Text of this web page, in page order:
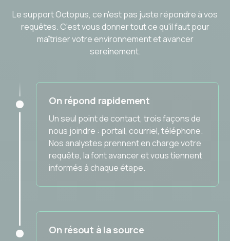
Le support Octopus, ce n'est pas juste répondre à vos
requêtes. C'est vous donner tout ce qu'il faut pour
maîtriser votre environnement et avancer
sereinement.
On répond rapidement
Un seul point de contact, trois façons de
nous joindre : portail, courriel, téléphone.
Nos analystes prennent en charge votre
requête, la font avancer et vous tiennent
informés à chaque étape.
On résout à la source